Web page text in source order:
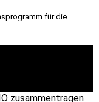
für die
zusammentragen